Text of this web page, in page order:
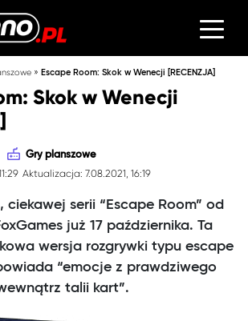
»Escape Room: Skok w Wenecji [RECENZJA]
Skok w Wenecji
Gry planszowe
Aktualizacja: 7.08.2021, 16:19
ciekawej serii “Escape Room” od
już 17 października. Ta
wersja rozgrywki typu escape
“emocje z prawdziwego
talii kart”.